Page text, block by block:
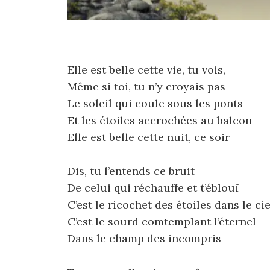
Elle est belle cette vie, tu vois,
Même si toi, tu n’y croyais pas
Le soleil qui coule sous les ponts
Et les étoiles accrochées au balcon
Elle est belle cette nuit, ce soir
Dis, tu l’entends ce bruit
De celui qui réchauffe et t’éblouï
C’est le ricochet des étoiles dans le
C’est le sourd comtemplant l’éternel
Dans le champ des incompris